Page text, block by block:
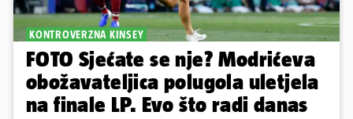
KONTROVERZNA KINSEY
FOTO Sjećate se nje? Modrićeva
obožavateljica polugola uletjela
na finale LP. Evo što radi danas